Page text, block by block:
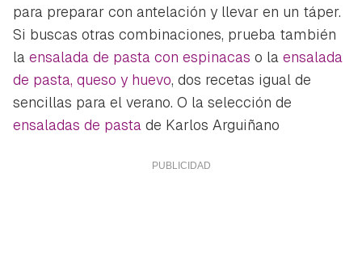
para preparar con antelación y llevar en un táper.
Si buscas otras combinaciones, prueba también
la ensalada de pasta con espinacas o la ensalada
de pasta, queso y huevo, dos recetas igual de
sencillas para el verano. O la selección de
ensaladas de pasta de Karlos Arguiñano